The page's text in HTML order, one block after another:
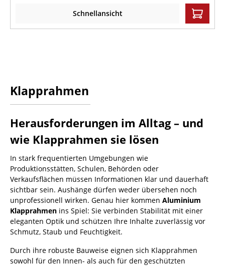
Schnellansicht
Klapprahmen
Herausforderungen im Alltag – und
wie Klapprahmen sie lösen
In stark frequentierten Umgebungen wie
Produktionsstätten, Schulen, Behörden oder
Verkaufsflächen müssen Informationen klar und dauerhaft
sichtbar sein. Aushänge dürfen weder übersehen noch
unprofessionell wirken. Genau hier kommen Aluminium
Klapprahmen ins Spiel: Sie verbinden Stabilität mit einer
eleganten Optik und schützen Ihre Inhalte zuverlässig vor
Schmutz, Staub und Feuchtigkeit.
Durch ihre robuste Bauweise eignen sich Klapprahmen
sowohl für den Innen- als auch für den geschützten